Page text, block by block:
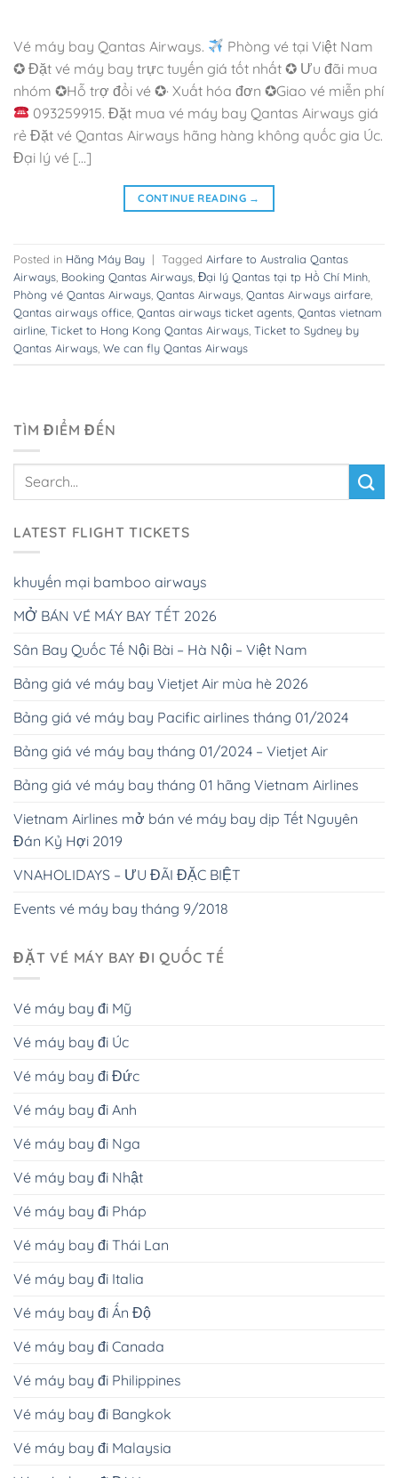
Vé máy bay Qantas Airways.
Phòng vé tại Việt Nam
✪ Đặt vé máy bay trực tuyến giá tốt nhất ✪ Ưu đãi mua
nhóm ✪Hỗ trợ đổi vé ✪· Xuất hóa đơn ✪Giao vé miễn phí
093259915. Đặt mua vé máy bay Qantas Airways giá
rẻ Đặt vé Qantas Airways hãng hàng không quốc gia Úc.
Đại lý vé […]
CONTINUE READING →
Posted in Hãng Máy Bay | Tagged Airfare to Australia Qantas
Airways Booking Qantas Airways Đại lý Qantas tại tp Hồ Chí Minh
Phòng vé Qantas Airways Qantas Airways Qantas Airways airfare
Qantas airways office Qantas airways ticket agents Qantas vietnam
airline Ticket to Hong Kong Qantas Airways Ticket to Sydney by
Qantas Airways We can fly Qantas Airways
TÌM ĐIỂM ĐẾN
LATEST FLIGHT TICKETS
khuyến mại bamboo airways
MỞ BÁN VÉ MÁY BAY TẾT 2026
Sân Bay Quốc Tế Nội Bài – Hà Nội – Việt Nam
Bảng giá vé máy bay Vietjet Air mùa hè 2026
Bảng giá vé máy bay Pacific airlines tháng 01/2024
Bảng giá vé máy bay tháng 01/2024 – Vietjet Air
Bảng giá vé máy bay tháng 01 hãng Vietnam Airlines
Vietnam Airlines mở bán vé máy bay dịp Tết Nguyên
Đán Kỷ Hợi 2019
VNAHOLIDAYS – ƯU ĐÃI ĐẶC BIỆT
Events vé máy bay tháng 9/2018
ĐẶT VÉ MÁY BAY ĐI QUỐC TẾ
Vé máy bay đi Mỹ
Vé máy bay đi Úc
Vé máy bay đi Đức
Vé máy bay đi Anh
Vé máy bay đi Nga
Vé máy bay đi Nhật
Vé máy bay đi Pháp
Vé máy bay đi Thái Lan
Vé máy bay đi Italia
Vé máy bay đi Ấn Độ
Vé máy bay đi Canada
Vé máy bay đi Philippines
Vé máy bay đi Bangkok
Vé máy bay đi Malaysia